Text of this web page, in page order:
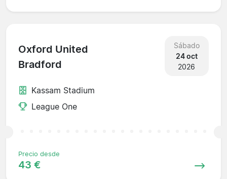
Oxford United
Bradford
Sábado
24 oct
2026
Kassam Stadium
League One
Precio desde
43 €